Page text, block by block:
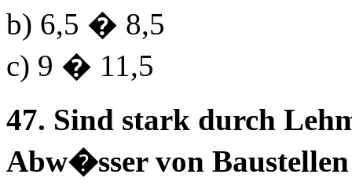
b) 6,5 � 8,5
c) 9 � 11,5
47. Sind stark durch
Abw�sser von